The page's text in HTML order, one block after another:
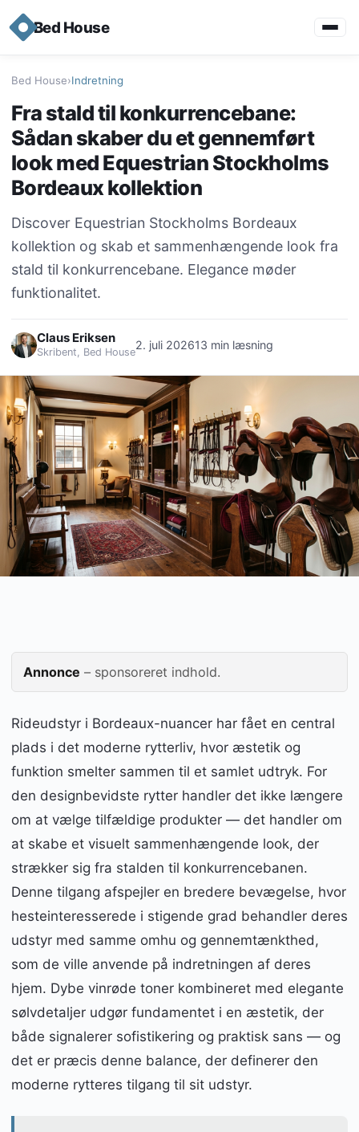
Bed House
Bed House›Indretning
Fra stald til konkurrencebane:
Sådan skaber du et gennemført
look med Equestrian Stockholms
Bordeaux kollektion
Discover Equestrian Stockholms Bordeaux
kollektion og skab et sammenhængende look fra
stald til konkurrencebane. Elegance møder
funktionalitet.
Claus Eriksen
Skribent, Bed House
2. juli 202613 min læsning
Annonce – sponsoreret indhold.
Rideudstyr i Bordeaux-nuancer har fået en central
plads i det moderne rytterliv, hvor æstetik og
funktion smelter sammen til et samlet udtryk. For
den designbevidste rytter handler det ikke længere
om at vælge tilfældige produkter — det handler om
at skabe et visuelt sammenhængende look, der
strækker sig fra stalden til konkurrencebanen.
Denne tilgang afspejler en bredere bevægelse, hvor
hesteinteresserede i stigende grad behandler deres
udstyr med samme omhu og gennemtænkthed,
som de ville anvende på indretningen af deres
hjem. Dybe vinrøde toner kombineret med elegante
sølvdetaljer udgør fundamentet i en æstetik, der
både signalerer sofistikering og praktisk sans — og
det er præcis denne balance, der definerer den
moderne rytteres tilgang til sit udstyr.